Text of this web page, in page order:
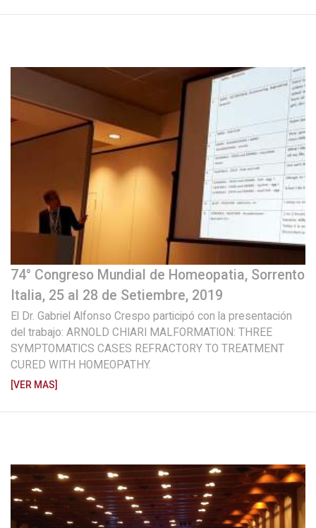
74° Congreso Mundial de Homeopatia, Sorrento
Italia, 25 al 28 de Setiembre, 2019
El Dr. Gabriel Alfonso Crespo participó con la presentación
del trabajo: ARNOLD CHIARI MALFORMATION: THREE
SYMPTOMATICS CASES REFRACTORY TO TREATMENT
CURED WITH HOMEOPATHY.
[VER MAS]